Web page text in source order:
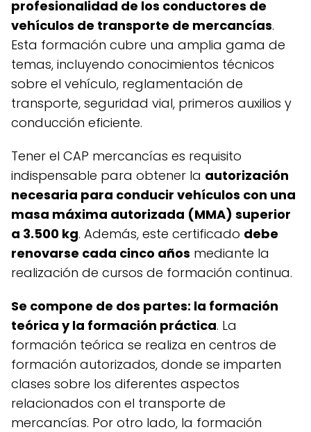
profesionalidad de los conductores de
vehículos de transporte de mercancías.
Esta formación cubre una amplia gama de
temas, incluyendo conocimientos técnicos
sobre el vehículo, reglamentación de
transporte, seguridad vial, primeros auxilios y
conducción eficiente.
Tener el CAP mercancías es requisito
indispensable para obtener la autorización
necesaria para conducir vehículos con una
masa máxima autorizada (MMA) superior
a 3.500 kg. Además, este certificado debe
renovarse cada cinco años mediante la
realización de cursos de formación continua.
Se compone de dos partes: la formación
teórica y la formación práctica. La
formación teórica se realiza en centros de
formación autorizados, donde se imparten
clases sobre los diferentes aspectos
relacionados con el transporte de
mercancías. Por otro lado, la formación